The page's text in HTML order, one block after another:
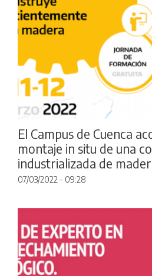
El Campus de Cuenca
montaje in situ de una
industrializada de
07/03/2022 - 09:28